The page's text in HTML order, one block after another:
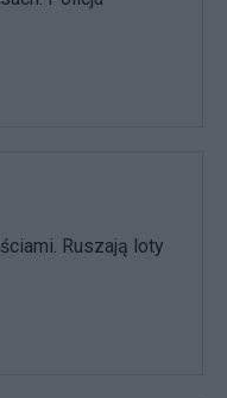
Ruszają loty